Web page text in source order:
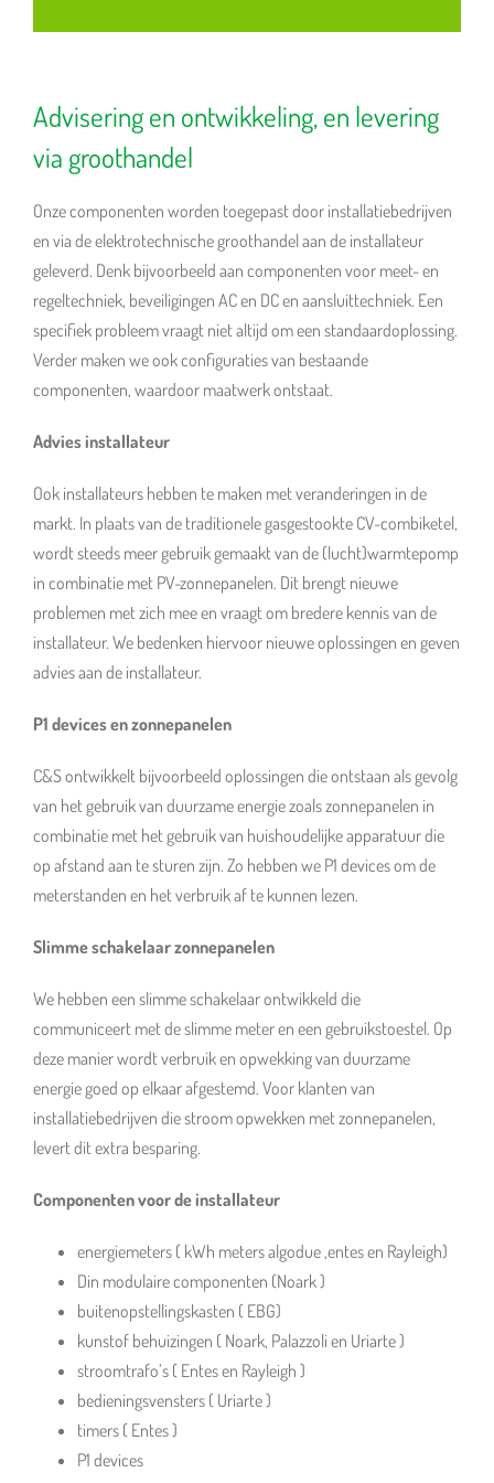
Advisering en ontwikkeling, en levering
via groothandel
Onze componenten worden toegepast door installatiebedrijven
en via de elektrotechnische groothandel aan de installateur
geleverd. Denk bijvoorbeeld aan componenten voor meet- en
regeltechniek, beveiligingen AC en DC en aansluittechniek. Een
specifiek probleem vraagt niet altijd om een standaardoplossing.
Verder maken we ook configuraties van bestaande
componenten, waardoor maatwerk ontstaat.
Advies installateur
Ook installateurs hebben te maken met veranderingen in de
markt. In plaats van de traditionele gasgestookte CV-combiketel,
wordt steeds meer gebruik gemaakt van de (lucht)warmtepomp
in combinatie met PV-zonnepanelen. Dit brengt nieuwe
problemen met zich mee en vraagt om bredere kennis van de
installateur. We bedenken hiervoor nieuwe oplossingen en geven
advies aan de installateur.
P1 devices en zonnepanelen
C&S ontwikkelt bijvoorbeeld oplossingen die ontstaan als gevolg
van het gebruik van duurzame energie zoals zonnepanelen in
combinatie met het gebruik van huishoudelijke apparatuur die
op afstand aan te sturen zijn. Zo hebben we P1 devices om de
meterstanden en het verbruik af te kunnen lezen.
Slimme schakelaar zonnepanelen
We hebben een slimme schakelaar ontwikkeld die
communiceert met de slimme meter en een gebruikstoestel. Op
deze manier wordt verbruik en opwekking van duurzame
energie goed op elkaar afgestemd. Voor klanten van
installatiebedrijven die stroom opwekken met zonnepanelen,
levert dit extra besparing.
Componenten voor de installateur
energiemeters ( kWh meters algodue ,entes en Rayleigh)
Din modulaire componenten (Noark )
buitenopstellingskasten ( EBG)
kunstof behuizingen ( Noark, Palazzoli en Uriarte )
stroomtrafo’s ( Entes en Rayleigh )
bedieningsvensters ( Uriarte )
timers ( Entes )
P1 devices